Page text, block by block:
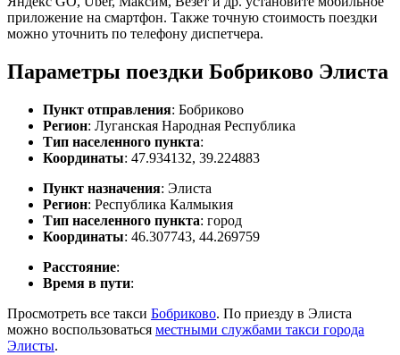
приложение на смартфон. Также точную стоимость поездки
можно уточнить по телефону диспетчера.
Параметры поездки Бобриково Элиста
Пункт отправления: Бобриково
Регион: Луганская Народная Республика
Тип населенного пункта:
Координаты: 47.934132, 39.224883
Пункт назначения: Элиста
Регион: Республика Калмыкия
Тип населенного пункта: город
Координаты: 46.307743, 44.269759
Расстояние:
Время в пути:
Просмотреть все такси Бобриково. По приезду в Элиста
можно воспользоваться местными службами такси города
Элисты.